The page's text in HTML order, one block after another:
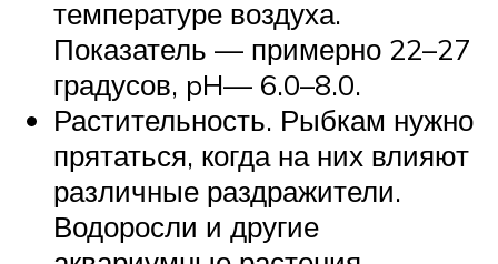
температуре воздуха.
Показатель — примерно 22–27
градусов, pH— 6.0–8.0.
Растительность. Рыбкам нужно
прятаться, когда на них влияют
различные раздражители.
Водоросли и другие